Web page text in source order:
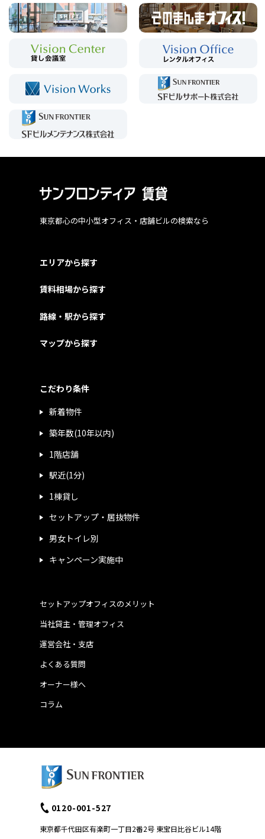
東京都心の中小型オフィス・店舗ビルの検索なら
エリアから探す
賃料相場から探す
路線・駅から探す
マップから探す
こだわり条件
新着物件
築年数(10年以内)
1階店舗
駅近(1分)
1棟貸し
セットアップ・居抜物件
男女トイレ別
キャンペーン実施中
運営会社・支店
よくある質問
当社貸主・管理オフィス
オーナー様へ
コラム
セットアップオフィスのメリット
0120-001-527
東京都千代田区有楽町一丁目2番2号 東宝日比谷ビル14階